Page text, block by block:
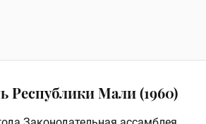
Республики Мали (1960)